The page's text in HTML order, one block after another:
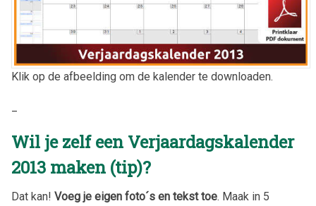
Klik op de afbeelding om de kalender te downloaden.
Wil je zelf een Verjaardagskalender
2013 maken (tip)?
Dat kan! Voeg je eigen foto´s en tekst toe. Maak in 5